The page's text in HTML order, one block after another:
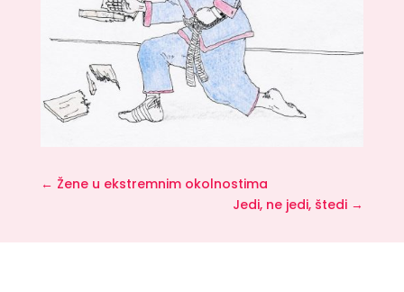
← Žene u ekstremnim okolnostima
Jedi, ne jedi, štedi →